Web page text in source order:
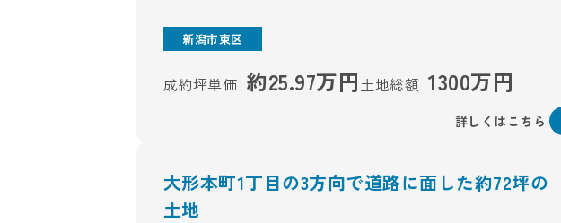
新潟市東区
成約坪単価 約25.97万円 土地総額 1300万円
詳しくはこちら
大形本町1丁目の3方向で道路に面した約72坪の
土地